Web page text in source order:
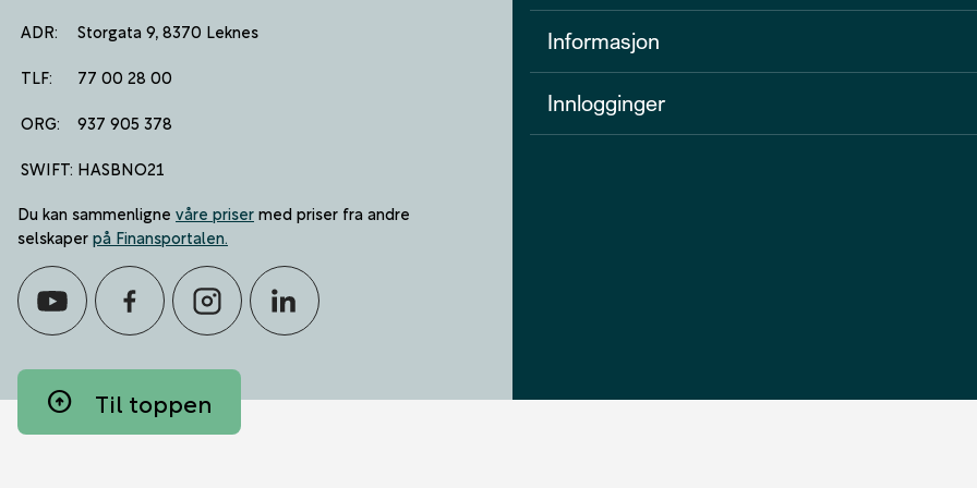
Informasjon
Innlogginger
ADR:
Storgata 9, 8370 Leknes
TLF:
77 00 28 00
ORG:
937 905 378
SWIFT: HASBNO21
Du kan sammenlignevåre prisermed priser fra andre
selskaperpå Finansportalen.
calendar_month
Til toppen
arrow_circle_up